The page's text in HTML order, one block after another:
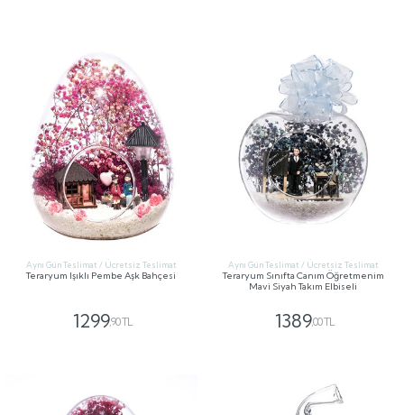
Aynı Gün Teslimat / Ücretsiz Teslimat
Teraryum Işıklı Pembe Aşk Bahçesi
1299,90 TL
Aynı Gün Teslimat / Ücretsiz Teslimat
Teraryum Sınıfta Canım Öğretmenim
Mavi Siyah Takım Elbiseli
1389,00 TL